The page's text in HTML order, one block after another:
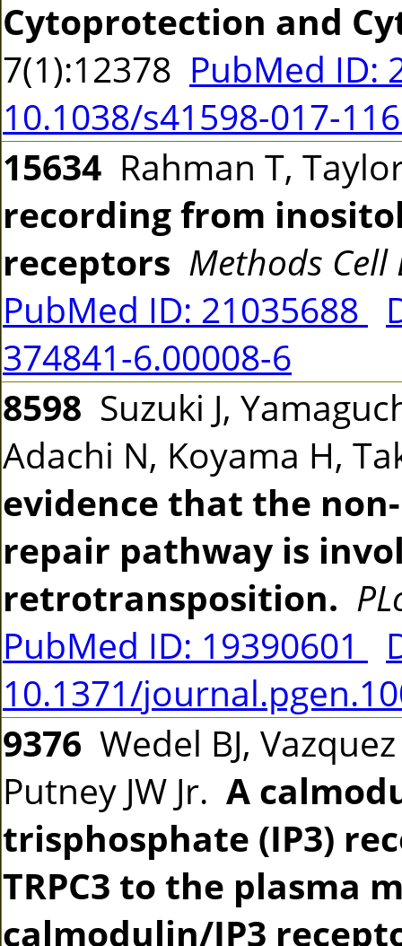
Cytoprotection and
7(1):12378 PubMed ID:
10.1038/s41598-017-
15634 Rahman T,
recording from
receptors Methods Cell
PubMed ID: 21035688
374841-6.00008-6
8598 Suzuki J,
Adachi N, Koyama H,
evidence that the
repair pathway is
retrotransposition.
PubMed ID: 19390601
10.1371/
9376 Wedel BJ,
Putney JW Jr. A
trisphosphate (IP3)
TRPC3 to the plasma
calmodulin/IP3